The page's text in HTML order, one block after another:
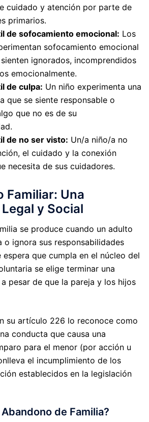
cuidado y atención por parte de
primarios.
de sofocamiento emocional: Los
sofocamiento emocional
ignorados, incomprendidos
emocionalmente.
de culpa: Un niño experimenta una
que se siente responsable o
que no es de su
de no ser visto: Un/a niño/a no
el cuidado y la conexión
necesita de sus cuidadores.
Familiar: Una
y Social
se produce cuando un adulto
o ignora sus responsabilidades
que cumpla en el núcleo del
se elige terminar una
pesar de que la pareja y los hijos
su artículo 226 lo reconoce como
conducta que causa una
para el menor (por acción u
el incumplimiento de los
establecidos en la legislación
de Familia?